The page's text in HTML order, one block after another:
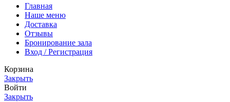
Главная
Наше меню
Доставка
Отзывы
Бронирование зала
Вход / Регистрация
Корзина
Закрыть
Войти
Закрыть